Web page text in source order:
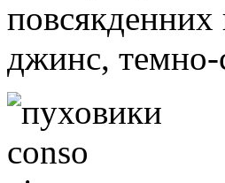
повсякденних
джинс,